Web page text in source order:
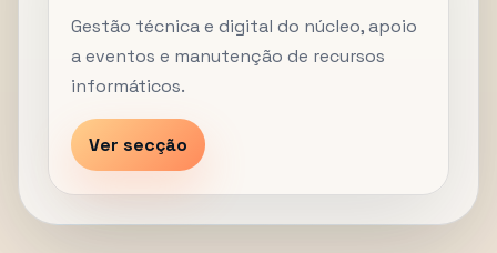
Gestão técnica e digital do núcleo, apoio
a eventos e manutenção de recursos
informáticos.
Ver secção